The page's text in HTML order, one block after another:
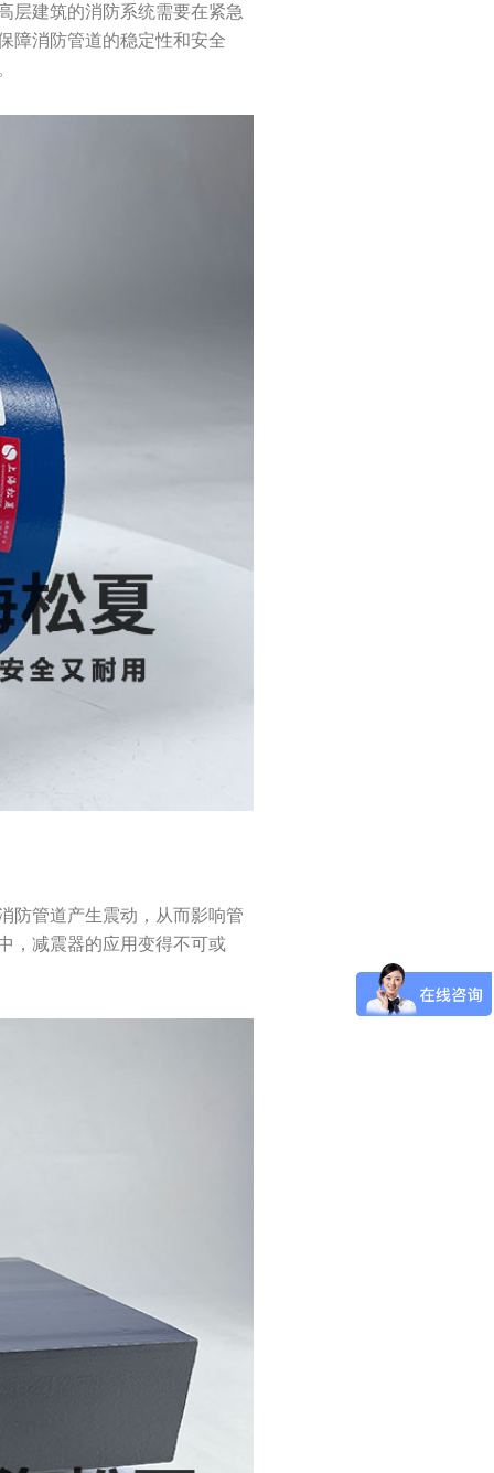
层建筑的消防系统需要在紧急
障消防管道的稳定性和安全
防管道产生震动，从而影响管
，减震器的应用变得不可或